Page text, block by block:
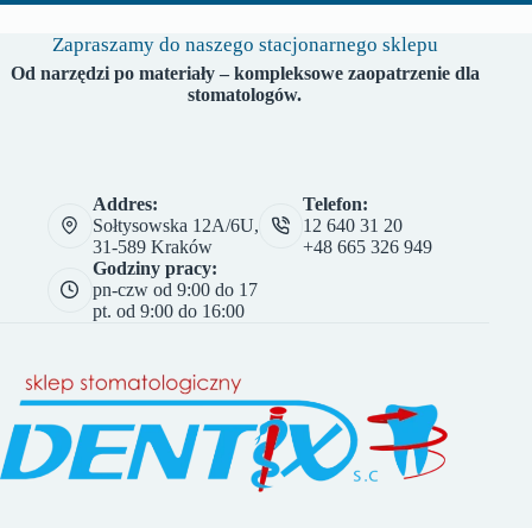
Zapraszamy do naszego stacjonarnego sklepu
Od narzędzi po materiały – kompleksowe zaopatrzenie dla
stomatologów.
Addres:
Sołtysowska 12A/6U,
31-589 Kraków
Telefon:
12 640 31 20
+48 665 326 949
Godziny pracy:
pn-czw od 9:00 do 17
pt. od 9:00 do 16:00